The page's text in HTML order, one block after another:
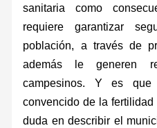
sanitaria como
requiere garantizar
población, a través de
además le generen
campesinos. Y es
convencido de la
duda en describir el